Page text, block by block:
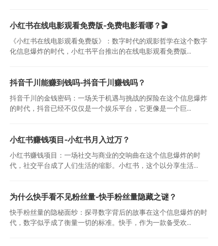
小红书在线电影观看免费版-免费电影看哪？🎬
《小红书在线电影观看免费版》：数字时代的观影哲学在这个数字
化信息爆炸的时代，小红书平台推出的在线电影观看免费版...
抖音千川能赚到钱吗-抖音千川赚钱吗？
抖音千川的金钱密码：一场关于机遇与挑战的探险在这个信息爆炸
的时代，抖音已经不仅仅是一个娱乐平台，它更像是一个巨...
小红书赚钱项目-小红书月入过万？
小红书赚钱项目：一场社交与商业的交响曲在这个信息爆炸的时
代，社交平台成了人们生活的缩影。小红书，这个以分享生活...
为什么快手看不见粉丝量-快手粉丝量隐藏之谜？
快手粉丝量的隐秘面纱：探寻数字背后的故事在这个信息爆炸的时
代，数字似乎成了衡量一切的标准。快手，作为一款备受欢...